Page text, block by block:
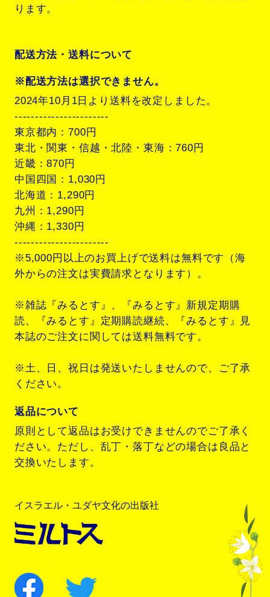
ります。
配送方法・送料について
※配送方法は選択できません。
2024年10月1日より送料を改定しました。
-----------------------
東京都内：700円
東北・関東・信越・北陸・東海：760円
近畿：870円
中国四国：1,030円
北海道：1,290円
九州：1,290円
沖縄：1,330円
-----------------------
※5,000円以上のお買上げで送料は無料です（海
外からの注文は実費請求となります）。
※雑誌『みるとす』、『みるとす』新規定期購
読、『みるとす』定期購読継続、『みるとす』見
本誌のご注文に関しては送料無料です。
※土、日、祝日は発送いたしませんので、ご了承
ください。
返品について
原則として返品はお受けできませんのでご了承く
ださい。ただし、乱丁・落丁などの場合は良品と
交換いたします。
イスラエル・ユダヤ文化の出版社